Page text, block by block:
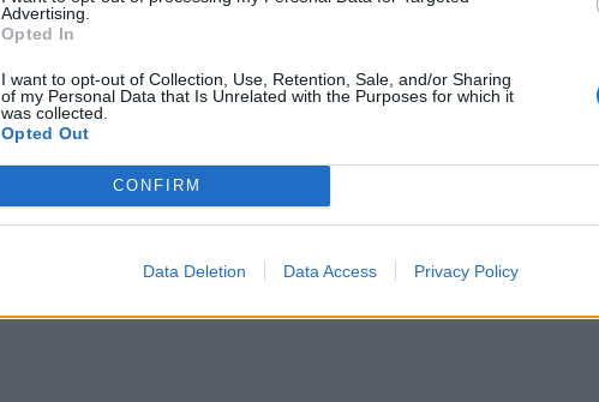
Advertising.
Opted In
I want to opt-out of Collection, Use, Retention, Sale, and/or Sharing
of my Personal Data that Is Unrelated with the Purposes for which it
was collected.
Opted Out
CONFIRM
Data Deletion Data Access Privacy Policy